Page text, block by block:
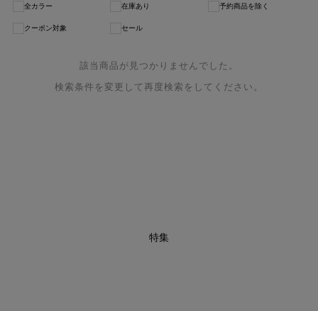
全カラー 在庫あり 予約商品を除く
クーポン対象 セール
該当商品が見つかりませんでした。
検索条件を変更して再度検索をしてください。
特集